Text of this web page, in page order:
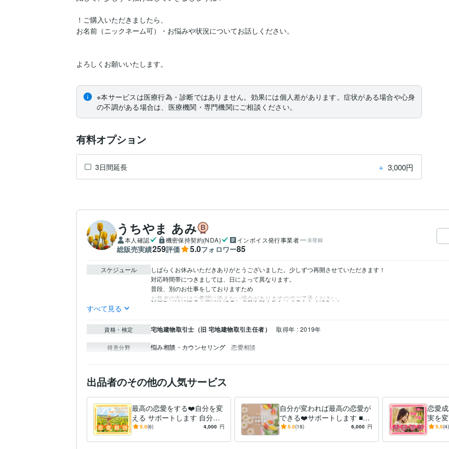
！ご購入いただきましたら、
お名前（ニックネーム可）・お悩みや状況についてお話しください。
よろしくお願いいたします。
※本サービスは医療行為・診断ではありません。効果には個人差があります。症状がある場合や心身
の不調がある場合は、医療機関・専門機関にご相談ください。
有料オプション
3日間延長 ＋ 3,000円
うちやま あみ
本人確認 機密保持契約(NDA) インボイス発行事業者 未登録
総販売実績259評価 5.0フォロワー85
スケジュール
しばらくお休みいただきありがとうございました。少しずつ再開させていただきます！
対応時間帯につきましては、日によって異なります。
普段、別のお仕事をしておりますため
お急ぎの方にはご希望に添えない場合がありますのでご了承ください。
すべて見る
資格・検定 宅地建物取引士（旧 宅地建物取引主任者） 取得年 : 2019年
得意分野 悩み相談・カウンセリング 恋愛相談
出品者のその他の人気サービス
最高の恋愛をする❤️自分を変
える サポートします 自分が
変われば現実は変わる！どん
5.0(6) 4,000 円
自分が変われば最高の恋愛が
できる❤️サポートします ■片
想い、復縁、不倫、歳の差…
5.0(18) 6,000 円
恋愛
実を
プシ
5.0(4)